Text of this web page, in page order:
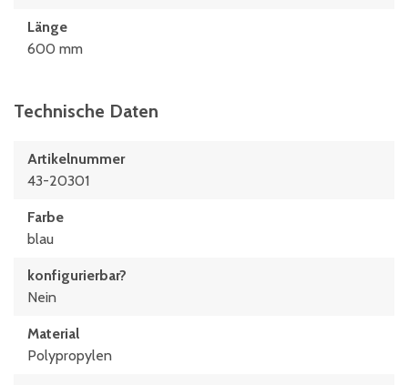
Länge
600 mm
Technische Daten
Artikelnummer
43-20301
Farbe
blau
konfigurierbar?
Nein
Material
Polypropylen